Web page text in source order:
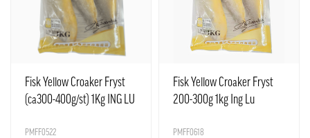
Fisk Yellow Croaker Fryst
(ca300-400g/st) 1Kg ING LU
PMFF0522
Fisk Yellow Croaker Fryst
200-300g 1kg Ing Lu
PMFF0618